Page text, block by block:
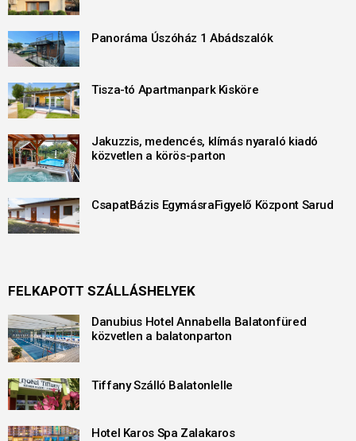
Panoráma Úszóház 1 Abádszalók
Tisza-tó Apartmanpark Kisköre
Jakuzzis, medencés, klímás nyaraló kiadó
közvetlen a körös-parton
CsapatBázis EgymásraFigyelő Központ Sarud
FELKAPOTT SZÁLLÁSHELYEK
Danubius Hotel Annabella Balatonfüred
közvetlen a balatonparton
Tiffany Szálló Balatonlelle
Hotel Karos Spa Zalakaros